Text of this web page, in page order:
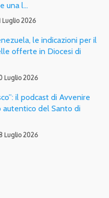
una l…
Luglio 2026
le indicazioni per il
offerte in Diocesi di
Luglio 2026
il podcast di Avvenire
autentico del Santo di
Luglio 2026